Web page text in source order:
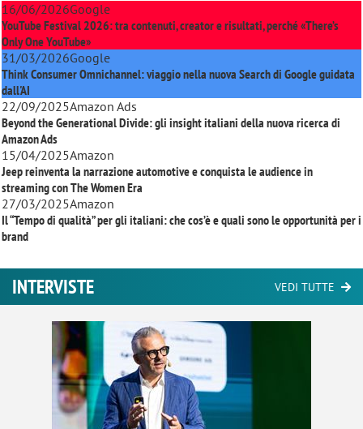
16/06/2026Google
YouTube Festival 2026: tra contenuti, creator e risultati, perché «There’s
Only One YouTube»
31/03/2026Google
Think Consumer Omnichannel: viaggio nella nuova Search di Google guidata
dall'AI
22/09/2025Amazon Ads
Beyond the Generational Divide: gli insight italiani della nuova ricerca di
Amazon Ads
15/04/2025Amazon
Jeep reinventa la narrazione automotive e conquista le audience in
streaming conThe Women Era
27/03/2025Amazon
Il “Tempo di qualità” per gli italiani: che cos’è e quali sono le opportunità per i
brand
INTERVISTE VEDI TUTTE